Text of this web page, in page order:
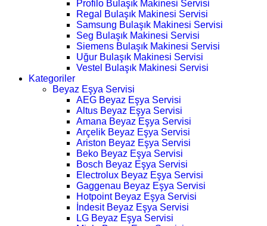
Profilo Bulaşık Makinesi Servisi
Regal Bulaşık Makinesi Servisi
Samsung Bulaşık Makinesi Servisi
Seg Bulaşık Makinesi Servisi
Siemens Bulaşık Makinesi Servisi
Uğur Bulaşık Makinesi Servisi
Vestel Bulaşık Makinesi Servisi
Kategoriler
Beyaz Eşya Servisi
AEG Beyaz Eşya Servisi
Altus Beyaz Eşya Servisi
Amana Beyaz Eşya Servisi
Arçelik Beyaz Eşya Servisi
Ariston Beyaz Eşya Servisi
Beko Beyaz Eşya Servisi
Bosch Beyaz Eşya Servisi
Electrolux Beyaz Eşya Servisi
Gaggenau Beyaz Eşya Servisi
Hotpoint Beyaz Eşya Servisi
İndesit Beyaz Eşya Servisi
LG Beyaz Eşya Servisi